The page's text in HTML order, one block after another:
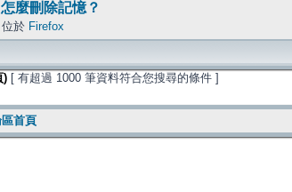
怎麼刪除記憶？
位於 Firefox
) [ 有超過 1000 筆資料符合您搜尋的條件 ]
首頁